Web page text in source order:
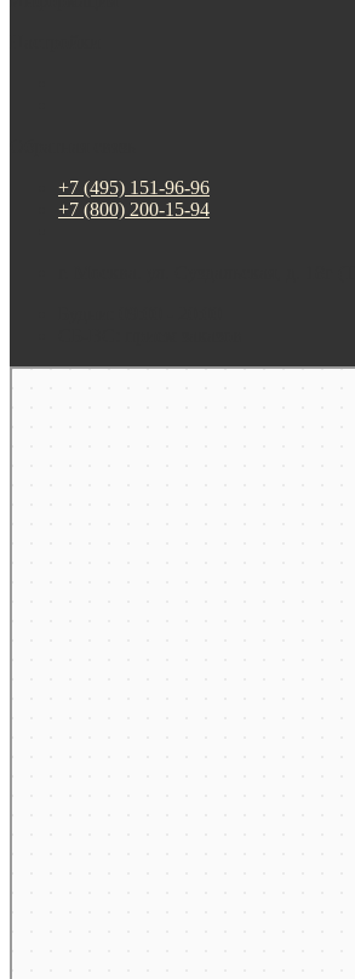
+7 (495) 151-96-96
+7 (800) 200-15-94
Москва